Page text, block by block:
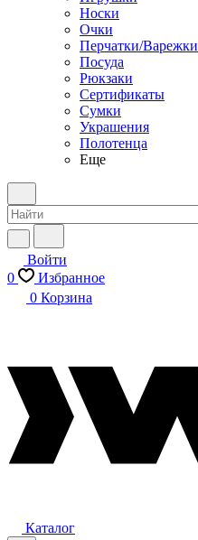
Носки
Очки
Перчатки/Варежки
Посуда
Рюкзаки
Сертификаты
Сумки
Украшения
Полотенца
Еще
Войти
0
Избранное
0 Корзина
Каталог